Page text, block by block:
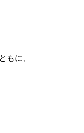
もに、